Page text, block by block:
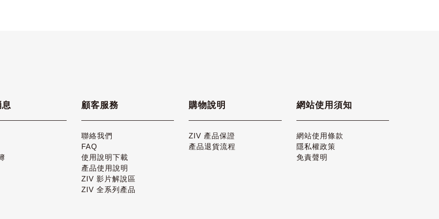
顧客服務
聯絡我們
FAQ
使用說明下載
產品使用說明
ZIV 影片解說區
ZIV 全系列產品
購物說明
ZIV 產品保證
產品退貨流程
網站使用須知
網站使用條款
隱私權政策
免責聲明